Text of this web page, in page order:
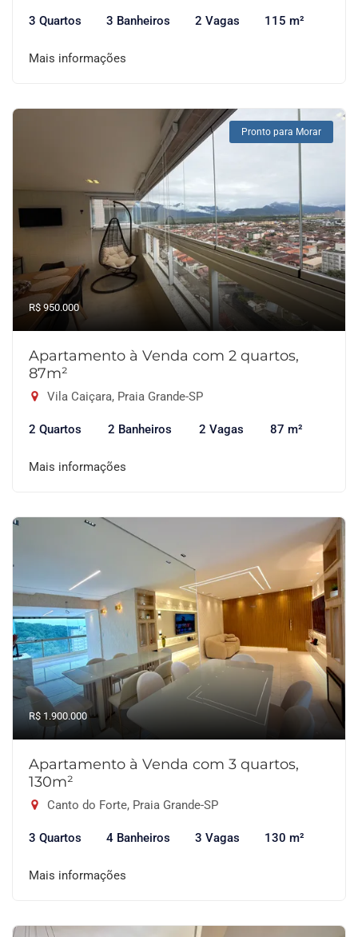
3 Quartos 3 Banheiros 2 Vagas 115 m²
Mais informações
Pronto para Morar
R$ 950.000
Apartamento à Venda com 2 quartos,
87m²
Vila Caiçara, Praia Grande-SP
2 Quartos 2 Banheiros 2 Vagas 87 m²
Mais informações
R$ 1.900.000
Apartamento à Venda com 3 quartos,
130m²
Canto do Forte, Praia Grande-SP
3 Quartos 4 Banheiros 3 Vagas 130 m²
Mais informações